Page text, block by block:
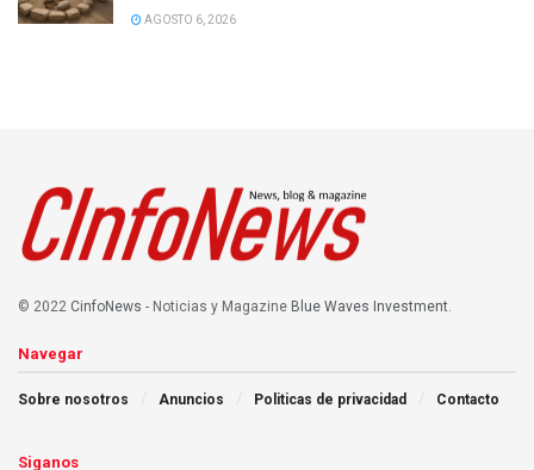
AGOSTO 6, 2026
© 2022 CinfoNews - Noticias y Magazine Blue Waves Investment.
Navegar
Sobre nosotros Anuncios Politicas de privacidad Contacto
Siganos